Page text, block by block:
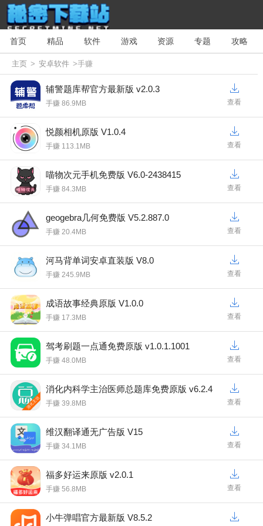
首页 精品 软件 游戏 资源 专题 攻略
主页 > 安卓软件 >手赚
辅警题库帮官方最新版 v2.0.3
手赚 86.9MB 查看
悦颜相机原版 V1.0.4
手赚 113.1MB 查看
喵物次元手机免费版 V6.0-2438415
手赚 84.3MB 查看
geogebra几何免费版 V5.2.887.0
手赚 20.4MB 查看
河马背单词安卓直装版 V8.0
手赚 245.9MB 查看
成语故事经典原版 V1.0.0
手赚 17.3MB 查看
驾考刷题一点通免费原版 v1.0.1.1001
手赚 48.0MB 查看
消化内科学主治医师总题库免费原版 v6.2.4
手赚 39.8MB 查看
维汉翻译通无广告版 V15
手赚 34.1MB 查看
福多好运来原版 v2.0.1
手赚 56.8MB 查看
小牛弹唱官方最新版 V8.5.2